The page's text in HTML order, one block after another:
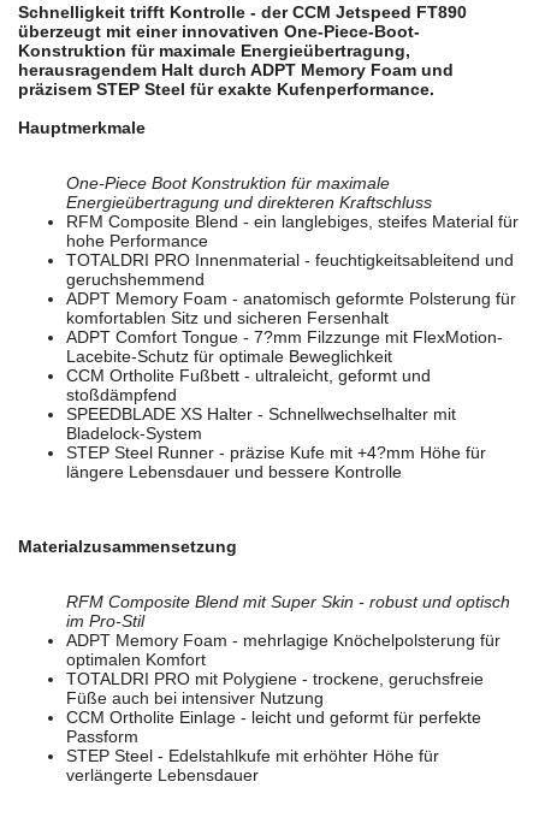
Schnelligkeit trifft Kontrolle - der CCM Jetspeed FT890
überzeugt mit einer innovativen One-Piece-Boot-
Konstruktion für maximale Energieübertragung,
herausragendem Halt durch ADPT Memory Foam und
präzisem STEP Steel für exakte Kufenperformance.
Hauptmerkmale
One-Piece Boot Konstruktion für maximale
Energieübertragung und direkteren Kraftschluss
RFM Composite Blend - ein langlebiges, steifes Material für
hohe Performance
TOTALDRI PRO Innenmaterial - feuchtigkeitsableitend und
geruchshemmend
ADPT Memory Foam - anatomisch geformte Polsterung für
komfortablen Sitz und sicheren Fersenhalt
ADPT Comfort Tongue - 7?mm Filzzunge mit FlexMotion-
Lacebite-Schutz für optimale Beweglichkeit
CCM Ortholite Fußbett - ultraleicht, geformt und
stoßdämpfend
SPEEDBLADE XS Halter - Schnellwechselhalter mit
Bladelock-System
STEP Steel Runner - präzise Kufe mit +4?mm Höhe für
längere Lebensdauer und bessere Kontrolle
Materialzusammensetzung
RFM Composite Blend mit Super Skin - robust und optisch
im Pro-Stil
ADPT Memory Foam - mehrlagige Knöchelpolsterung für
optimalen Komfort
TOTALDRI PRO mit Polygiene - trockene, geruchsfreie
Füße auch bei intensiver Nutzung
CCM Ortholite Einlage - leicht und geformt für perfekte
Passform
STEP Steel - Edelstahlkufe mit erhöhter Höhe für
verlängerte Lebensdauer